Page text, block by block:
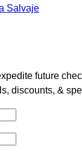
Salvaje
future
discounts, &